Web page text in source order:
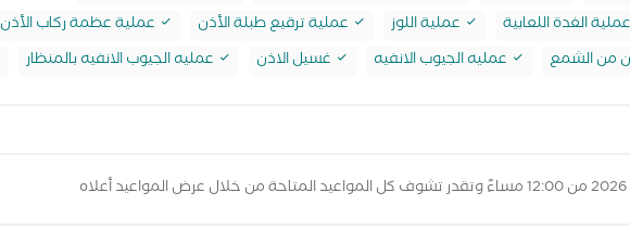
عملية الغدة اللعابية عملية اللوز عملية ترقيع طبلة الأذن عملية عظمة ركاب الأذن
من الشمع عمليه الجيوب الانفيه غسيل الاذن عمليه الجيوب الانفيه بالمنظار